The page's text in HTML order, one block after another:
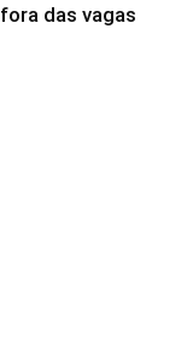
das vagas